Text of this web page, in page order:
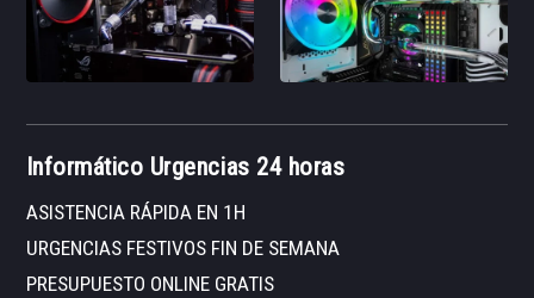
Informático Urgencias 24 horas
ASISTENCIA RÁPIDA EN 1H
URGENCIAS FESTIVOS FIN DE SEMANA
PRESUPUESTO ONLINE GRATIS